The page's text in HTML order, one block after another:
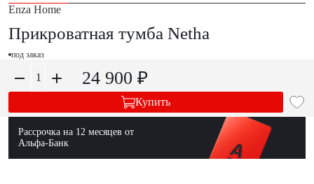
Enza Home
Прикроватная тумба Netha
под заказ
24 900 ₽
Купить
Рассрочка на 12 месяцев от
Альфа-Банк